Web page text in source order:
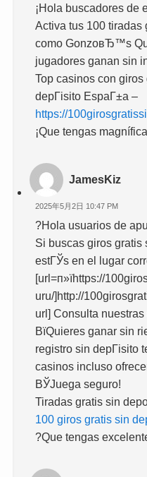
¡Hola buscadores de
Activa tus 100 tiradas
como GonzoвЂ™s
jugadores ganan sin
Top casinos con
depГіsito EspaГ±a –
https://
¡Que tengas
JamesKiz
2025年5月2日 10:47 PM
?Hola usuarios de
Si buscas giros gratis
estГЎs en el lugar
[url=п»їhttps://
uru/]http://
url] Consulta
ВїQuieres ganar sin
registro sin depГіsito
casinos incluso
ВЎJuega seguro!
Tiradas gratis sin
100 giros gratis sin
?Que tengas